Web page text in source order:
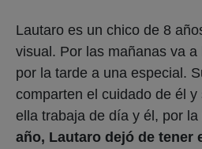
Lautaro es un chico de 8
visual. Por las mañanas va
por la tarde a una especial.
comparten el cuidado de él
ella trabaja de día y él, por
año, Lautaro dejó de tener